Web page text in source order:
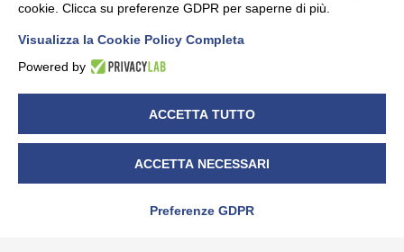
Una task force europea su ChatGPT
20/06/2024
cookie. Clicca su preferenze GDPR per saperne di più.
Visualizza la Cookie Policy Completa
Powered by
ACCETTA TUTTO
ACCETTA NECESSARI
Preferenze GDPR